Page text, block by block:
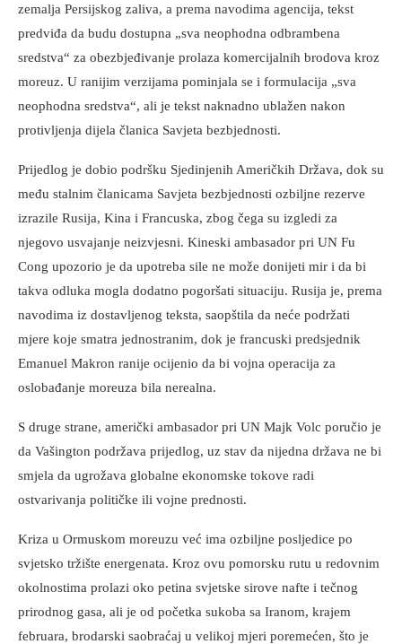
zemalja Persijskog zaliva, a prema navodima agencija, tekst
predviđa da budu dostupna „sva neophodna odbrambena
sredstva“ za obezbjeđivanje prolaza komercijalnih brodova kroz
moreuz. U ranijim verzijama pominjala se i formulacija „sva
neophodna sredstva“, ali je tekst naknadno ublažen nakon
protivljenja dijela članica Savjeta bezbjednosti.
Prijedlog je dobio podršku Sjedinjenih Američkih Država, dok su
među stalnim članicama Savjeta bezbjednosti ozbiljne rezerve
izrazile Rusija, Kina i Francuska, zbog čega su izgledi za
njegovo usvajanje neizvjesni. Kineski ambasador pri UN Fu
Cong upozorio je da upotreba sile ne može donijeti mir i da bi
takva odluka mogla dodatno pogoršati situaciju. Rusija je, prema
navodima iz dostavljenog teksta, saopštila da neće podržati
mjere koje smatra jednostranim, dok je francuski predsjednik
Emanuel Makron ranije ocijenio da bi vojna operacija za
oslobađanje moreuza bila nerealna.
S druge strane, američki ambasador pri UN Majk Volc poručio je
da Vašington podržava prijedlog, uz stav da nijedna država ne bi
smjela da ugrožava globalne ekonomske tokove radi
ostvarivanja političke ili vojne prednosti.
Kriza u Ormuskom moreuzu već ima ozbiljne posljedice po
svjetsko tržište energenata. Kroz ovu pomorsku rutu u redovnim
okolnostima prolazi oko petina svjetske sirove nafte i tečnog
prirodnog gasa, ali je od početka sukoba sa Iranom, krajem
februara, brodarski saobraćaj u velikoj mjeri poremećen, što je